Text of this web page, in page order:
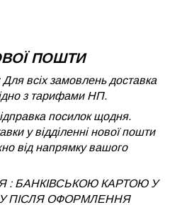
ПОШТИ
всіх замовлень доставка
з тарифами НП.
посилок щодня.
у відділенні нової пошти
від напрямку вашого
: БАНКІВСЬКОЮ КАРТОЮ У
ПІСЛЯ ОФОРМЛЕННЯ